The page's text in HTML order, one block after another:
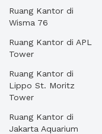
Ruang Kantor di
Wisma 76
Ruang Kantor di APL
Tower
Ruang Kantor di
Lippo St. Moritz
Tower
Ruang Kantor di
Jakarta Aquarium